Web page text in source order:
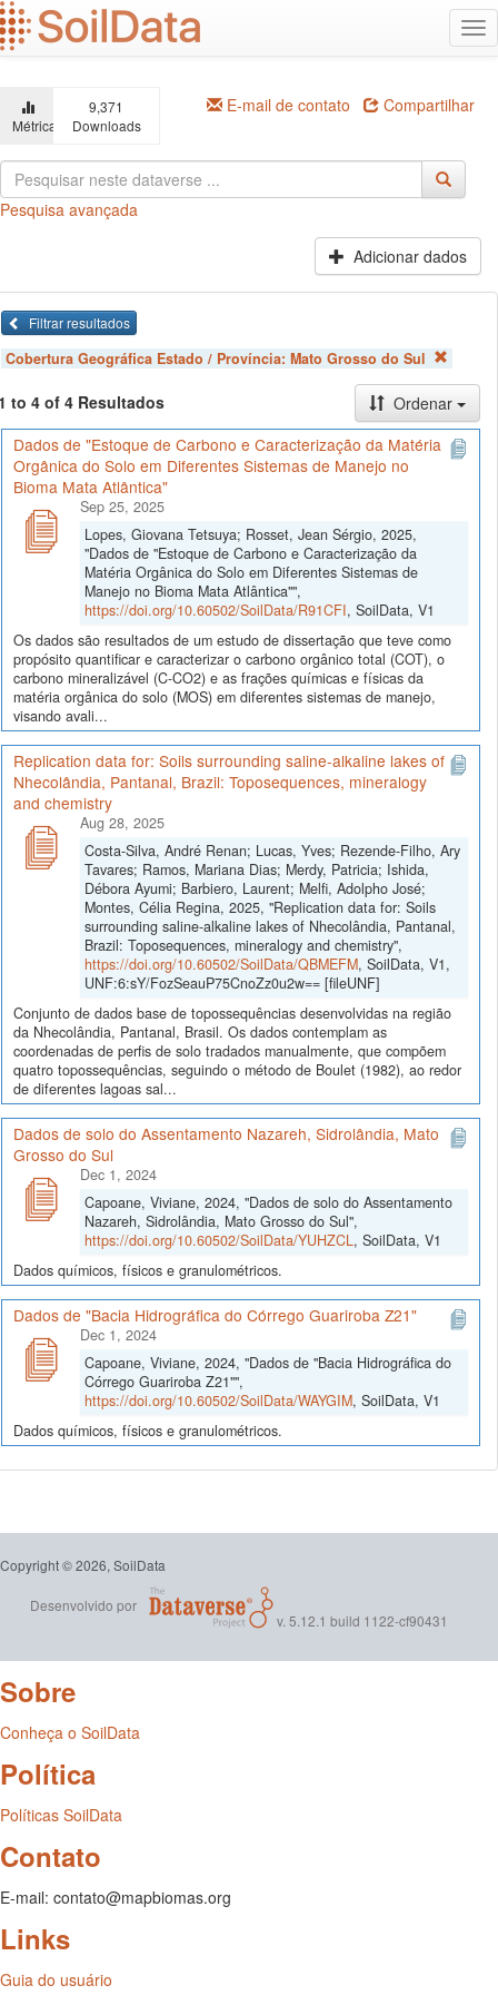
Ir
para
o
principal
Métricas
9,371
Downloads
E-mail de contato Compartilhar
Pesquisa avançada
Adicionar dados
Filtrar resultados
Cobertura Geográfica Estado / Província: Mato Grosso do Sul
to 4 of 4 Resultados
Ordenar
Dados de "Estoque de Carbono e Caracterização da Matéria
Orgânica do Solo em Diferentes Sistemas de Manejo no
Bioma Mata Atlântica"
Sep 25, 2025
Lopes, Giovana Tetsuya; Rosset, Jean Sérgio, 2025,
"Dados de "Estoque de Carbono e Caracterização da
Matéria Orgânica do Solo em Diferentes Sistemas de
Manejo no Bioma Mata Atlântica"",
https://doi.org/10.60502/SoilData/R91CFI, SoilData, V1
Os dados são resultados de um estudo de dissertação que teve como
propósito quantificar e caracterizar o carbono orgânico total (COT), o
carbono mineralizável (C-CO2) e as frações químicas e físicas da
matéria orgânica do solo (MOS) em diferentes sistemas de manejo,
visando avali...
Replication data for: Soils surrounding saline-alkaline lakes of
Nhecolândia, Pantanal, Brazil: Toposequences, mineralogy
and chemistry
Aug 28, 2025
Costa-Silva, André Renan; Lucas, Yves; Rezende-Filho, Ary
Tavares; Ramos, Mariana Dias; Merdy, Patricia; Ishida,
Débora Ayumi; Barbiero, Laurent; Melfi, Adolpho José;
Montes, Célia Regina, 2025, "Replication data for: Soils
surrounding saline-alkaline lakes of Nhecolândia, Pantanal,
Brazil: Toposequences, mineralogy and chemistry",
https://doi.org/10.60502/SoilData/QBMEFM, SoilData, V1,
UNF:6:sY/FozSeauP75CnoZz0u2w== [fileUNF]
Conjunto de dados base de topossequências desenvolvidas na região
da Nhecolândia, Pantanal, Brasil. Os dados contemplam as
coordenadas de perfis de solo tradados manualmente, que compõem
quatro topossequências, seguindo o método de Boulet (1982), ao redor
de diferentes lagoas sal...
Dados de solo do Assentamento Nazareh, Sidrolândia, Mato
Grosso do Sul
Dec 1, 2024
Capoane, Viviane, 2024, "Dados de solo do Assentamento
Nazareh, Sidrolândia, Mato Grosso do Sul",
https://doi.org/10.60502/SoilData/YUHZCL, SoilData, V1
Dados químicos, físicos e granulométricos.
Dados de "Bacia Hidrográfica do Córrego Guariroba Z21"
Dec 1, 2024
Capoane, Viviane, 2024, "Dados de "Bacia Hidrográfica do
Córrego Guariroba Z21"",
https://doi.org/10.60502/SoilData/WAYGIM, SoilData, V1
Dados químicos, físicos e granulométricos.
Copyright © 2026, SoilData
Desenvolvido por
v. 5.12.1 build 1122-cf90431
Sobre
Conheça o SoilData
Política
Políticas SoilData
Contato
E-mail: contato@mapbiomas.org
Links
Guia do usuário